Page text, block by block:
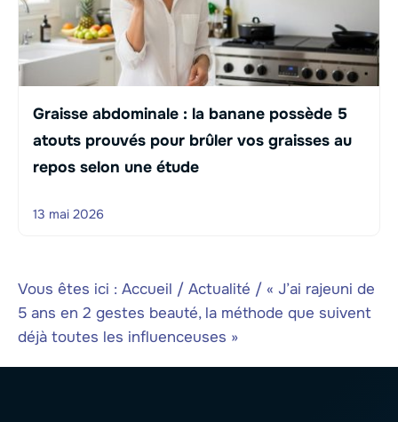
Graisse abdominale : la banane possède 5
atouts prouvés pour brûler vos graisses au
repos selon une étude
13 mai 2026
Vous êtes ici : Accueil / Actualité / « J’ai rajeuni de
5 ans en 2 gestes beauté, la méthode que suivent
déjà toutes les influenceuses »